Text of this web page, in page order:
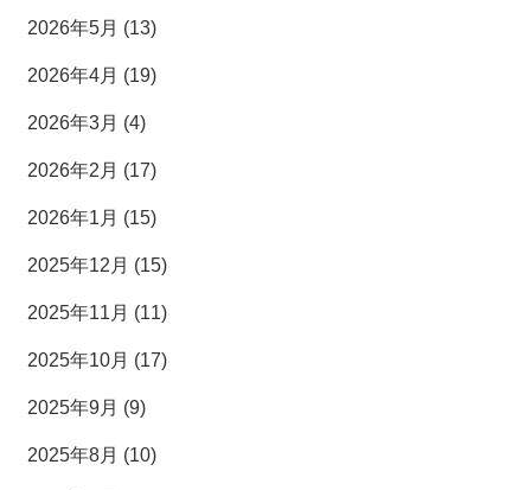
2026年5月 (13)
2026年4月 (19)
2026年3月 (4)
2026年2月 (17)
2026年1月 (15)
2025年12月 (15)
2025年11月 (11)
2025年10月 (17)
2025年9月 (9)
2025年8月 (10)